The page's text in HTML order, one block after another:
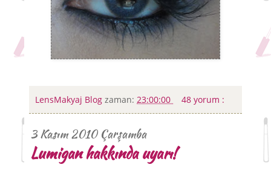
LensMakyaj Blog zaman: 23:00:00 48 yorum :
3 Kasım 2010 Çarşamba
Lumigan hakkında uyarı!